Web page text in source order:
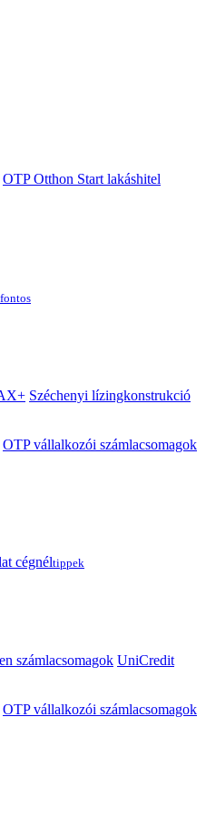
OTP Otthon Start lakáshitel
fontos
Széchenyi lízingkonstrukció
OTP vállalkozói számlacsomagok
cégnéltippek
számlacsomagok UniCredit
OTP vállalkozói számlacsomagok